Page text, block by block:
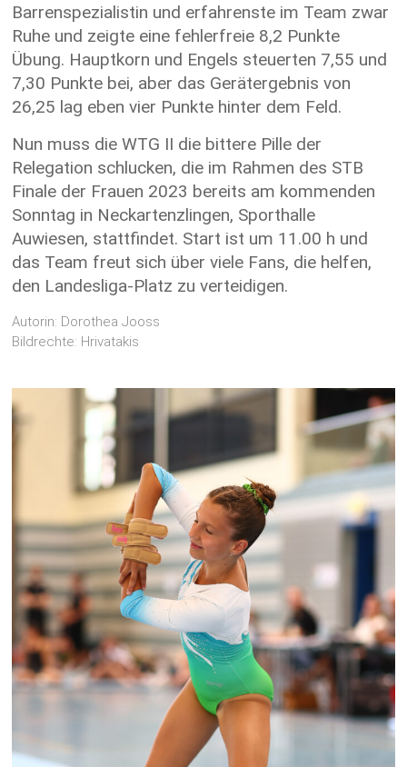
Barrenspezialistin und erfahrenste im Team zwar
Ruhe und zeigte eine fehlerfreie 8,2 Punkte
Übung. Hauptkorn und Engels steuerten 7,55 und
7,30 Punkte bei, aber das Gerätergebnis von
26,25 lag eben vier Punkte hinter dem Feld.
Nun muss die WTG II die bittere Pille der
Relegation schlucken, die im Rahmen des STB
Finale der Frauen 2023 bereits am kommenden
Sonntag in Neckartenzlingen, Sporthalle
Auwiesen, stattfindet. Start ist um 11.00 h und
das Team freut sich über viele Fans, die helfen,
den Landesliga-Platz zu verteidigen.
Autorin: Dorothea Jooss
Bildrechte: Hrivatakis